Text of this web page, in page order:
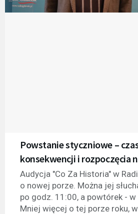
Powstanie styczniowe –
konsekwencji i rozpoczęcia
Audycja "Co Za Historia" w
o nowej porze. Można jej
po godz. 11:00, a powtórek - w
Mniej więcej o tej porze roku,